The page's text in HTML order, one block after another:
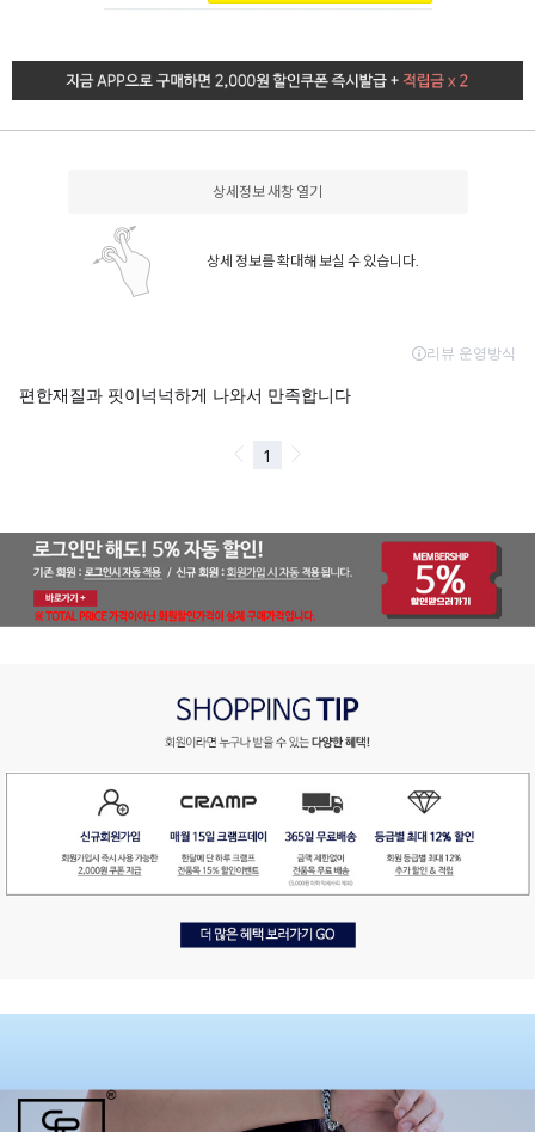
상세정보 새창 열기
상세 정보를 확대해 보실 수 있습니다.